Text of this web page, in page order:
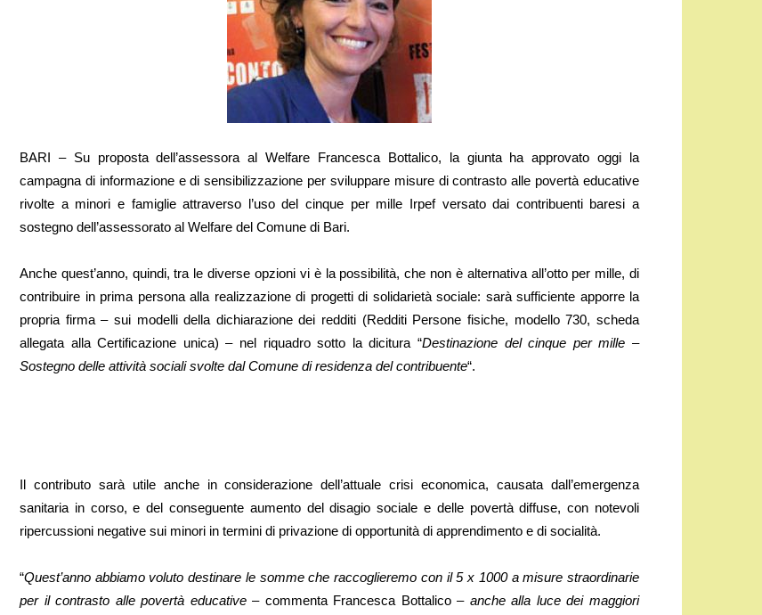
BARI – Su proposta dell’assessora al Welfare Francesca Bottalico, la giunta ha approvato oggi la
campagna di informazione e di sensibilizzazione per sviluppare misure di contrasto alle povertà educative
rivolte a minori e famiglie attraverso l’uso del cinque per mille Irpef versato dai contribuenti baresi a
sostegno dell’assessorato al Welfare del Comune di Bari.
Anche quest’anno, quindi, tra le diverse opzioni vi è la possibilità, che non è alternativa all’otto per mille, di
contribuire in prima persona alla realizzazione di progetti di solidarietà sociale: sarà sufficiente apporre la
propria firma – sui modelli della dichiarazione dei redditi (Redditi Persone fisiche, modello 730, scheda
allegata alla Certificazione unica) – nel riquadro sotto la dicitura “Destinazione del cinque per mille –
Sostegno delle attività sociali svolte dal Comune di residenza del contribuente“.
Il contributo sarà utile anche in considerazione dell’attuale crisi economica, causata dall’emergenza
sanitaria in corso, e del conseguente aumento del disagio sociale e delle povertà diffuse, con notevoli
ripercussioni negative sui minori in termini di privazione di opportunità di apprendimento e di socialità.
“Quest’anno abbiamo voluto destinare le somme che raccoglieremo con il 5 x 1000 a misure straordinarie
per il contrasto alle povertà educative– commenta Francesca Bottalico – anche alla luce dei maggiori